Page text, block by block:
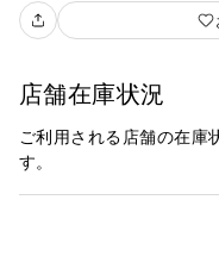
店舗在庫状況
ご利用される店舗の在庫
す。